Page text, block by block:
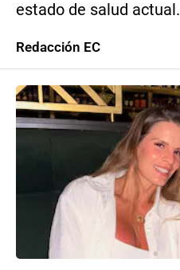
estado de salud actual.
Redacción EC